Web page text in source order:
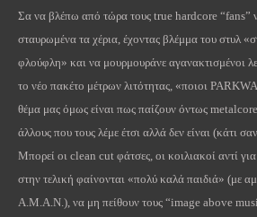
Σα να βλέπω από τώρα τους true hardcore “fans”
σταυρωμένα τα χέρια, έχοντας βλέμμα του στυλ
φλούφλη» και να μουρμουράνε αγανακτισμένοι
το νέο πακέτο μέτρων λιτότητας, «ποιοι
θέμα μας όμως είναι πως παίζουν όντως metalcore
άλλους που τους λέμε έτσι αλλά δεν είναι (κάτι
Μπορεί οι clean cut φάτσες, οι κοιλιακοί αντί
στην τελική φαίνονται «πολύ καλά παιδιά» (με
Α.Μ.Α.Ν.), να μη πείθουν τους “image above